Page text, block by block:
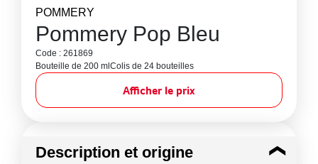
POMMERY
Pommery Pop Bleu
Code : 261869
Bouteille de 200 ml Colis de 24 bouteilles
Afficher le prix
Description et origine